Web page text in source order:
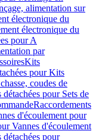
alimentation sur
électronique du
électronique du
pour A
par
Kits
pour Kits
coudes de
détachées pour Sets de
Raccordements
d'écoulement pour
Vannes d'écoulement
détachées pour